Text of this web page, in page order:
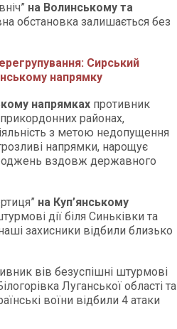
на Волинському та
обстановка залишається без
Сирський
напрямку
напрямках противник
прикордонних районах,
з метою недопущення
напрямки, нарощує
вздовж державного
на Куп’янському
дії біля Синьківки та
захисники відбили близько
вів безуспішні штурмові
Луганської області та
воїни відбили 4 атаки